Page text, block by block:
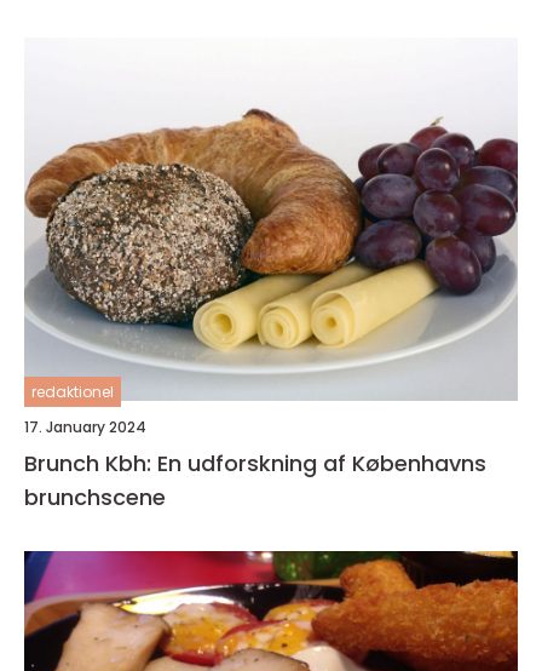
redaktionel
17. January 2024
Brunch Kbh: En udforskning af Københavns
brunchscene